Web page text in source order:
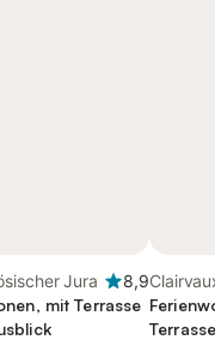
Jura
8,9
mit Terrasse Jura